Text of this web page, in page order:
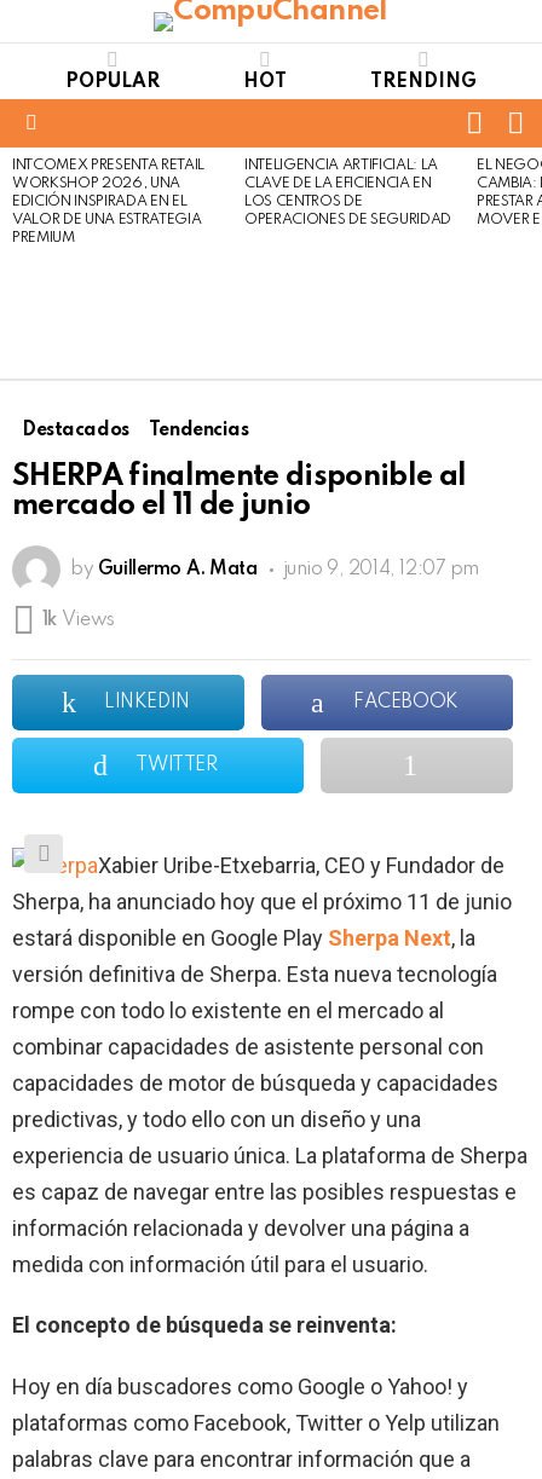
POPULAR HOT TRENDING
LATEST
STORIES
INTCOMEX PRESENTA RETAIL
WORKSHOP 2026, UNA
EDICIÓN INSPIRADA EN EL
VALOR DE UNA ESTRATEGIA
PREMIUM
INTELIGENCIA ARTIFICIAL: LA
CLAVE DE LA EFICIENCIA EN
LOS CENTROS DE
OPERACIONES DE SEGURIDAD
EL
CAMBIA:
MOVER
Destacados Tendencias
SHERPA finalmente disponible al
mercado el 11 de junio
by Guillermo A. Mata junio 9, 2014, 12:07 pm
1k Views
LINKEDIN FACEBOOK
TWITTER
Xabier Uribe-Etxebarria, CEO y Fundador de
Sherpa, ha anunciado hoy que el próximo 11 de junio
estará disponible en Google Play Sherpa Next, la
versión definitiva de Sherpa. Esta nueva tecnología
rompe con todo lo existente en el mercado al
combinar capacidades de asistente personal con
capacidades de motor de búsqueda y capacidades
predictivas, y todo ello con un diseño y una
experiencia de usuario única. La plataforma de Sherpa
es capaz de navegar entre las posibles respuestas e
información relacionada y devolver una página a
medida con información útil para el usuario.
El concepto de búsqueda se reinventa:
Hoy en día buscadores como Google o Yahoo! y
plataformas como Facebook, Twitter o Yelp utilizan
palabras clave para encontrar información que a